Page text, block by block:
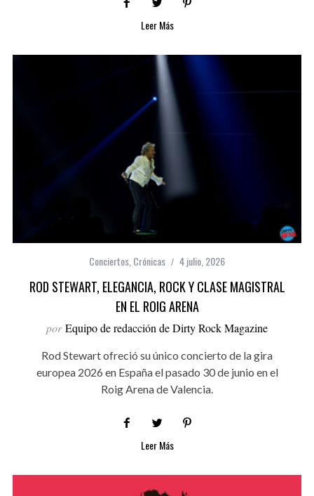
Leer Más
Conciertos,Crónicas 4 julio, 2026
ROD STEWART, ELEGANCIA, ROCK Y CLASE MAGISTRAL
EN EL ROIG ARENA
por Equipo de redacción de Dirty Rock Magazine
Rod Stewart ofreció su único concierto de la gira
europea 2026 en España el pasado 30 de junio en el
Roig Arena de Valencia.
Leer Más